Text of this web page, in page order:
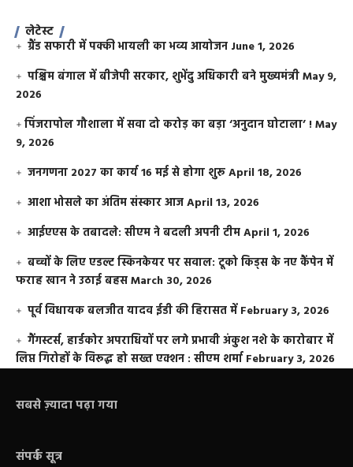
लेटेस्ट
ग्रैंड सफारी में पक्की भायली का भव्य आयोजन June 1, 2026
पश्चिम बंगाल में बीजेपी सरकार, शुभेंदु अधिकारी बने मुख्यमंत्रीMay 9,
2026
​पिंजरापोल गौशाला में सवा दो करोड़ का बड़ा ‘अनुदान घोटाला’ !May
9, 2026
जनगणना 2027 का कार्य 16 मई से होगा शुरूApril 18, 2026
आशा भोसले का अंतिम संस्कार आजApril 13, 2026
आईएएस के तबादले: सीएम ने बदली अपनी टीमApril 1, 2026
बच्चों के लिए एडल्ट स्किनकेयर पर सवाल: टूको किड्स के नए कैंपेन में
फराह खान ने उठाई बहसMarch 30, 2026
पूर्व विधायक बलजीत यादव ईडी की हिरासत में February 3, 2026
गैंगस्टर्स, हार्डकोर अपराधियों पर लगे प्रभावी अंकुश नशे के कारोबार में
लिप्त गिरोहों के विरूद्ध हो सख्त एक्शन : सीएम शर्मा February 3, 2026
सबसे ज़्यादा पढ़ा गया
संपर्क सूत्र